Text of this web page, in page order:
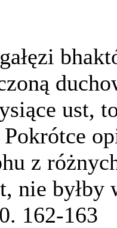
ust,
Pokrótce
z
nie
162-163